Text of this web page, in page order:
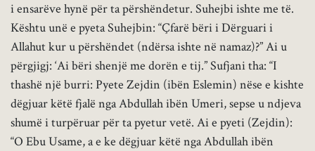
i ensarëve hynë për ta përshëndetur. Suhejbi ishte me të.
Kështu unë e pyeta Suhejbin: “Çfarë bëri i Dërguari i
Allahut kur u përshëndet (ndërsa ishte në namaz)?” Ai u
përgjigj: ‘Ai bëri shenjë me dorën e tij.” Sufjani tha: “I
thashë një burri: Pyete Zejdin (ibën Eslemin) nëse e kishte
dëgjuar këtë fjalë nga Abdullah ibën Umeri, sepse u ndjeva
shumë i turpëruar për ta pyetur vetë. Ai e pyeti (Zejdin):
“O Ebu Usame, a e ke dëgjuar këtë nga Abdullah ibën